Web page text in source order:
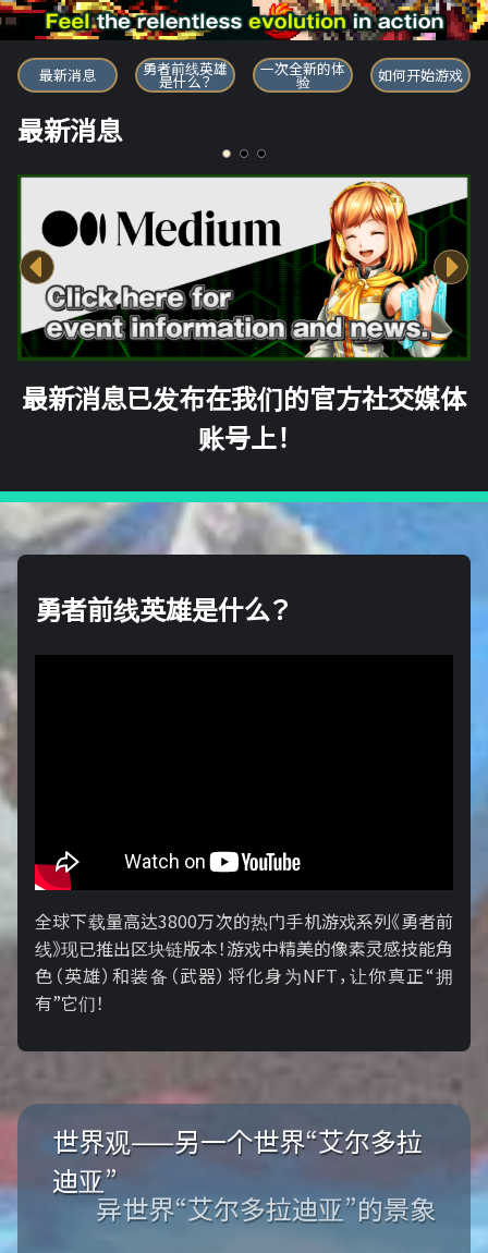
勇者前线英雄
最新消息 勇者前线英雄
是什么？
一次全新的体
验 如何开始游戏
最新消息
最新消息已发布在我们的官方社交媒体
账号上！
勇者前线英雄是什么？
全球下载量高达3800万次的热门手机游戏系列《勇者前
线》现已推出区块链版本！游戏中精美的像素灵感技能角
色（英雄）和装备（武器）将化身为NFT，让你真正“拥
有”它们！
世界观——另一个世界“艾尔多拉
迪亚”
异世界“艾尔多拉迪亚”的景象